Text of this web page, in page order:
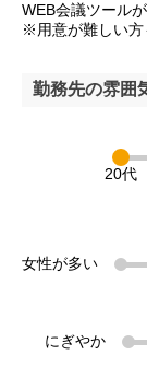
WEB会議ツール
※用意が難しい方
勤務先の雰囲
20代
女性が多い
にぎやか